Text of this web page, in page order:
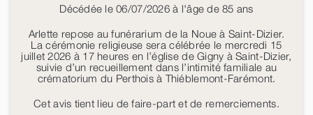
Décédée le 06/07/2026 à l'âge de 85 ans
Arlette repose au funérarium de la Noue à Saint-Dizier.
La cérémonie religieuse sera célébrée le mercredi 15
juillet 2026 à 17 heures en l’église de Gigny à Saint-Dizier,
suivie d’un recueillement dans l’intimité familiale au
crématorium du Perthois à Thiéblemont-Farémont.
Cet avis tient lieu de faire-part et de remerciements.